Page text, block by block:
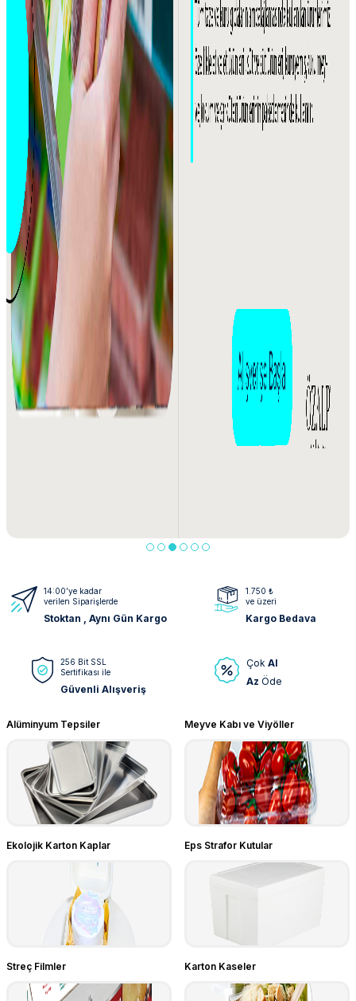
14:00’ye kadar
verilen Siparişlerde
Stoktan , Aynı Gün Kargo
1.750 ₺
ve üzeri
Kargo Bedava
256 Bit SSL
Sertifikası ile
Güvenli Alışveriş
ÇokAl
Az Öde
Alüminyum Tepsiler Meyve Kabı ve Viyöller
Ekolojik Karton Kaplar Eps Strafor Kutular
Streç Filmler Karton Kaseler